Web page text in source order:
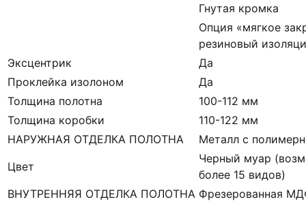
Гнутая кромка
Опция «мягкое
резиновый
Эксцентрик
Да
Проклейка изолоном
Да
Толщина полотна
100-112 мм
Толщина коробки
110-122 мм
НАРУЖНАЯ ОТДЕЛКА ПОЛОТНА
Металл с
Цвет
Черный муар
более 15 видов)
ВНУТРЕННЯЯ ОТДЕЛКА ПОЛОТНА Фрезерованная